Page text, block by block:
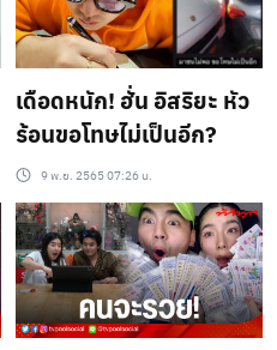
เดือดหนัก! ฮั่น อิสริยะ หัว
ร้อนขอโทษไม่เป็นอีก?
9 พ.ย. 2565 07:26 น.